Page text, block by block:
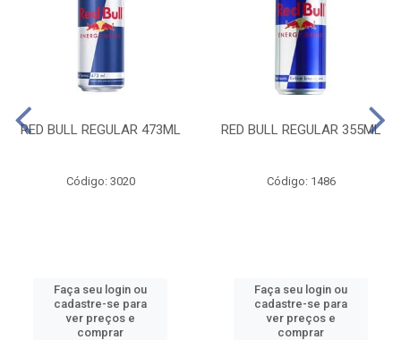
RED BULL REGULAR 473ML
Código: 3020
Faça seu login ou
cadastre-se para
ver preços e
comprar
RED BULL REGULAR 355ML
Código: 1486
Faça seu login ou
cadastre-se para
ver preços e
comprar